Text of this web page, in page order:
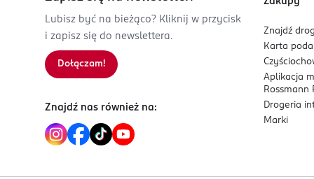
PL-Polska
Kod EAN
6 948423 805014
Lubisz być na bieżąco? Kliknij w przycisk
i zapisz się do newslettera.
Dołączam!
Znajdź nas również na:
Znajdź
Karta
Aplikacja
Rossmann
Drogeria
Marki